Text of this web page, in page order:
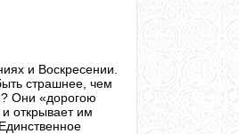
и Воскресении.
страшнее, чем
Они «дорогою
открывает им